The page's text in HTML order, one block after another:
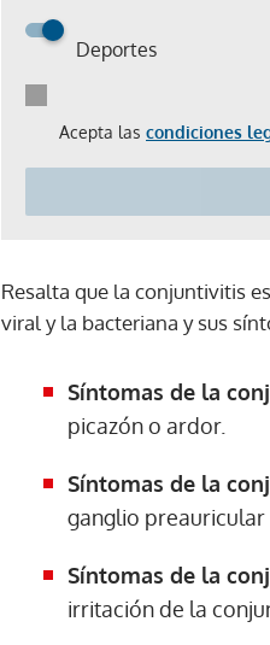
Deportes
Acepta las condiciones
Resalta que la conjuntivitis
viral y la bacteriana y sus
Síntomas de la
picazón o ardor.
Síntomas de la
ganglio preauricular
Síntomas de la
irritación de la